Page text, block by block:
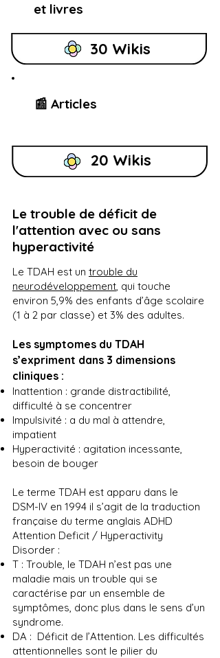
et livres
30 Wikis
📰 Articles
20 Wikis
Le trouble de déficit de
l'attention avec ou sans
hyperactivité
Le TDAH est un trouble du
neurodéveloppement, qui touche
environ 5,9% des enfants d’âge scolaire
(1 à 2 par classe) et 3% des adultes.
Les symptomes du TDAH
s’expriment dans 3 dimensions
cliniques :
Inattention : grande distractibilité,
difficulté à se concentrer
Impulsivité : a du mal à attendre,
impatient
Hyperactivité : agitation incessante,
besoin de bouger
Le terme TDAH est apparu dans le
DSM-IV en 1994 il s’agit de la traduction
française du terme anglais ADHD
Attention Deficit / Hyperactivity
Disorder :
T : Trouble, le TDAH n’est pas une
maladie mais un trouble qui se
caractérise par un ensemble de
symptômes, donc plus dans le sens d’un
syndrome.
DA : Déficit de l’Attention. Les difficultés
attentionnelles sont le pilier du